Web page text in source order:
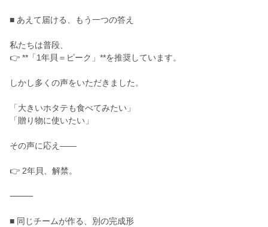
■ あえて届ける、もう一つの答え
私たちは普段、
👉 **「1年貝＝ピーク」**を推奨しています。
しかし多くの声をいただきました。
「大きいホタテも食べてみたい」
「贈り物に使いたい」
その声に応え——
👉 2年貝、解禁。
⸻
■ 同じチームが作る、別の完成形